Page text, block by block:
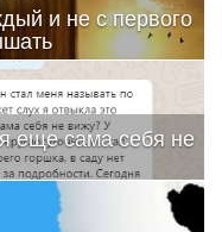
и не с первого
еще сама себя не